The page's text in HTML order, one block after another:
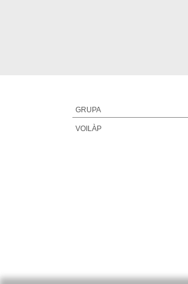
GRUPA
VOILÀP